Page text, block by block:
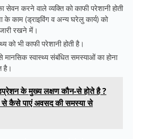
सेवन करने वाले व्यक्ति को काफी परेशानी होती
के काम (ड्राइविंग व अन्य घरेलु कार्य) को
रखने में।
को भी काफी परेशानी होती है।
स्वास्थ्य संबंधित समस्याओं का होना
है।
के मुख्य लक्षण कौन-से होते है ?
से कैसे पाएं अवसद की समस्या से